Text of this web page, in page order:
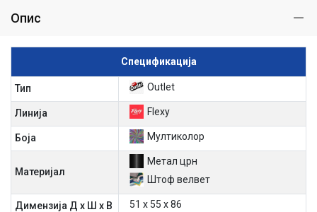
Опис
Спецификација
Тип Outlet
Линија Flexy
Боја Мултиколор
Материјал
Метал црн
Штоф велвет
Димензија Д х Ш х В 51 х 55 х 86